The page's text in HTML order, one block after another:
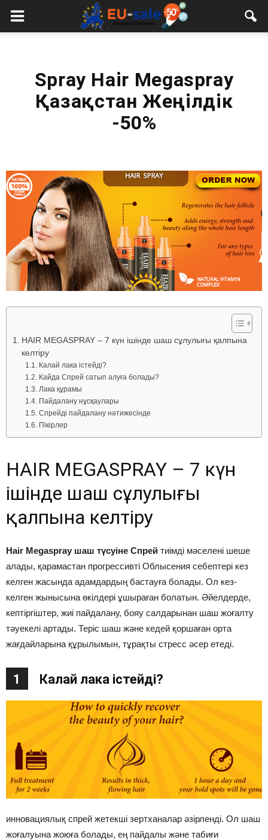
European
Spray Hair Megaspray
Қазақстан Жеңілдік
-50%
HAIR MEGASPRAY – 7 күн ішінде шаш сұлулығы қалпына
келтіру
Калай лака істейді?
Кайда Спрей сатып алуға болады?
Лака құрамы
Пайдалану нұсқаулары
Спрейді пайдалану нәтижесінде
Пікірлер
HAIR MEGASPRAY – 7 күн
ішінде шаш сұлулығы
қалпына келтіру
Hair Megaspray шаш түсуіне Спрей тиімді мәселені шеше
алады, қарамастан прогрессивті Облысения себептері кез
келген жасында адамдардың бастауға болады. Ол кез-
келген жынысына өкілдері ұшыраған болатын. Әйелдерде,
кептіргіштер, жиі пайдалану, бояу салдарынан шаш жоғалту
тәуекелі артады. Теріс шаш және кедей қоршаған орта
жағдайларына құрылымын, тұрақты стресс әсер етеді.
1 Калай лака істейді?
инновациялық спрей жетекші зертханалар әзірленді. Ол шаш
жоғалуына жоюға болады, ең пайдалы және табиғи